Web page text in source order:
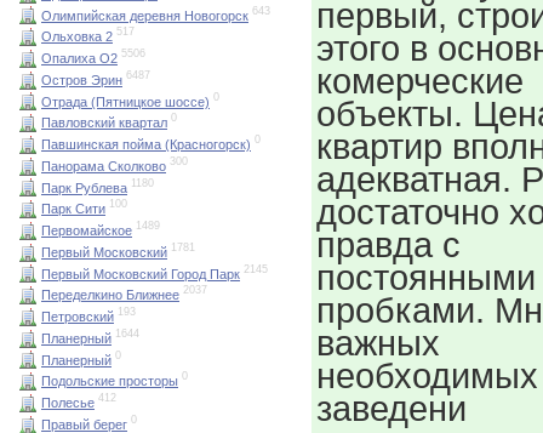
Олимпийская деревня Новогорск 643
Ольховка 2 517
Опалиха О2 5506
Остров Эрин 6487
Отрада (Пятницкое шоссе) 0
Павловский квартал 0
Павшинская пойма (Красногорск) 0
Панорама Сколково 300
Парк Рублева 1180
Парк Сити 100
Первомайское 1489
Первый Московский 1781
Первый Московский Город Парк 2145
Переделкино Ближнее 2037
Петровский 193
Планерный 1644
Планерный 0
Подольские просторы 0
Полесье 412
Правый берег 0
первый,
этого в
комерческие
объекты.
квартир
адекватная.
достаточно
правда с
постоянными
пробками.
важных
необходимых
заведени